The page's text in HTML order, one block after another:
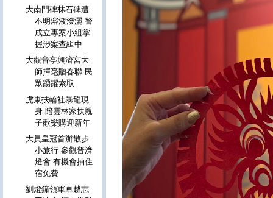
大南門碑林石碑遭
不明溶液潑灑 警
成立專案小組掌
握涉案查緝中
大觀音亭興濟宮大
師揮毫贈春聯 民
眾踴躍索取
虎東扶輪社暴龍現
身 陪雲林家扶親
子歡樂購迎新年
大員皇冠首辦散步
小旅行 參觀普濟
燈會 有機會抽住
宿免費
劉燈鐘領軍卓越志